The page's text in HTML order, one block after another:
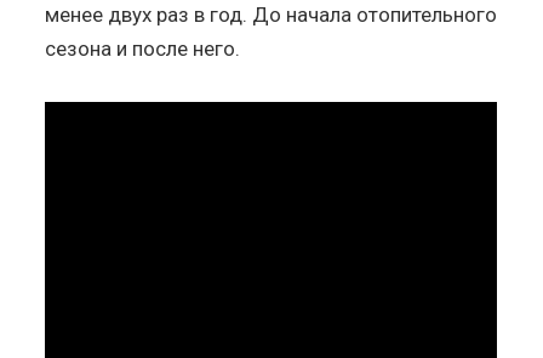
менее двух раз в год. До начала отопительного
сезона и после него.